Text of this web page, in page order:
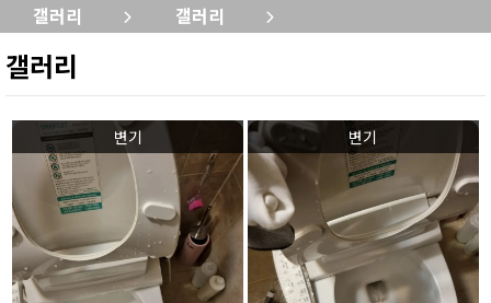
갤러리 갤러리
갤러리
변기 변기